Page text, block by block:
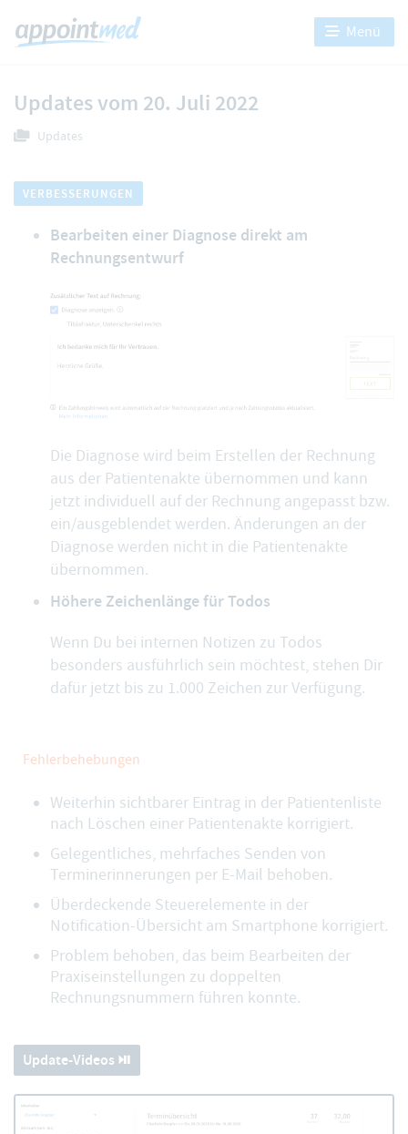
Menü
Updates vom 20. Juli 2022
Updates
VERBESSERUNGEN
Bearbeiten einer Diagnose direkt am
Rechnungsentwurf
Die Diagnose wird beim Erstellen der Rechnung
aus der Patientenakte übernommen und kann
jetzt individuell auf der Rechnung angepasst bzw.
ein/ausgeblendet werden. Änderungen an der
Diagnose werden nicht in die Patientenakte
übernommen.
Höhere Zeichenlänge für Todos
Wenn Du bei internen Notizen zu Todos
besonders ausführlich sein möchtest, stehen Dir
dafür jetzt bis zu 1.000 Zeichen zur Verfügung.
Fehlerbehebungen
Weiterhin sichtbarer Eintrag in der Patientenliste
nach Löschen einer Patientenakte korrigiert.
Gelegentliches, mehrfaches Senden von
Terminerinnerungen per E-Mail behoben.
Überdeckende Steuerelemente in der
Notification-Übersicht am Smartphone korrigiert.
Problem behoben, das beim Bearbeiten der
Praxiseinstellungen zu doppelten
Rechnungsnummern führen konnte.
Update-Videos ⏯️